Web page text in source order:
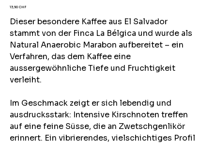
Pris
13,90 CHF
Dieser besondere Kaffee aus El Salvador
stammt von der Finca La Bélgica und wurde als
Natural Anaerobic Marabon aufbereitet – ein
Verfahren, das dem Kaffee eine
aussergewöhnliche Tiefe und Fruchtigkeit
verleiht.
Im Geschmack zeigt er sich lebendig und
ausdrucksstark: Intensive Kirschnoten treffen
auf eine feine Süsse, die an Zwetschgenlikör
erinnert. Ein vibrierendes, vielschichtiges Profil